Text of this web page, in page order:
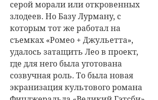
серой морали или откровенных
злодеев. Но Базу Лурману, с
которым тот же работал на
съемках «Ромео + Джульетта»,
удалось затащить Лео в проект,
где для него была уготована
созвучная роль. То была новая
экранизация культового романа